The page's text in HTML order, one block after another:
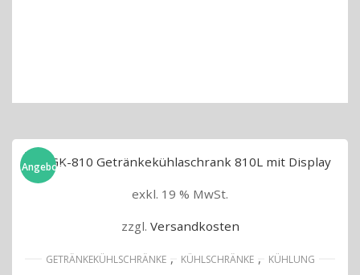
Angebot!
exkl. 19 % MwSt.
zzgl. Versandkosten
GETRÄNKEKÜHLSCHRÄNKE , KÜHLSCHRÄNKE , KÜHLUNG